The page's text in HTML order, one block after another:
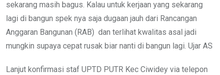
sekarang masih bagus. Kalau untuk kerjaan yang sekarang
lagi di bangun spek nya saja dugaan jauh dari Rancangan
Anggaran Bangunan (RAB) dan terlihat kwalitas asal jadi
mungkin supaya cepat rusak biar nanti di bangun lagi. Ujar AS
Lanjut konfirmasi staf UPTD PUTR Kec Ciwidey via telepon